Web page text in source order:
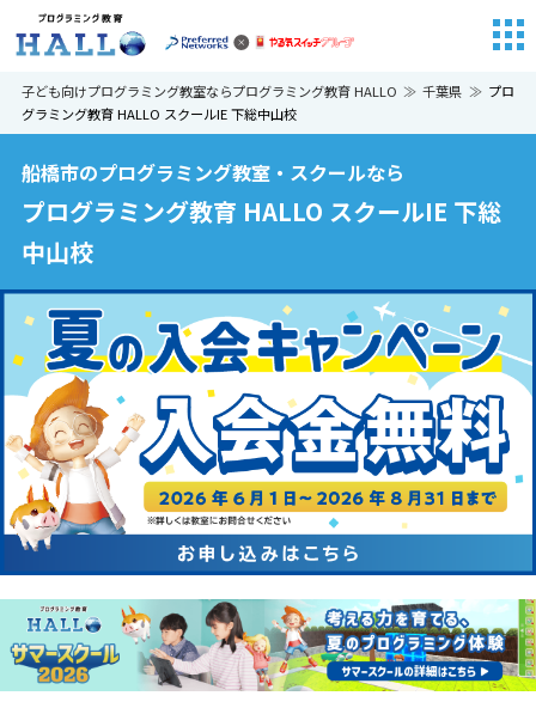
子ども向けプログラミング教室ならプログラミング教育 HALLO 千葉県
プロ
グラミング教育 HALLO スクールIE 下総中山校
船橋市のプログラミング教室・スクールなら
プログラミング教育 HALLO スクールIE 下総
中山校